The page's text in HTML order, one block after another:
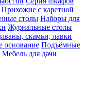
Прихожие с каретной
столы Наборы для
Журнальные столы
скамьи, лавки
основание Подъёмные
Мебель для дачи